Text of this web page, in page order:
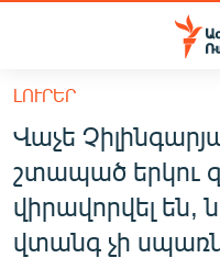
Մատչելիության
հիմնական
բովանդակությանը
հիմնական
մենյուին
Որոնում
ՀԱՅԱՍՏԱՆ
ՔԱՂԱՔԱԿԱՆ
ԸՆՏՐՈՒԹՅՈՒՆՆԵՐ
ԼՈՒՐԵՐ
Վաչե
շտապած երկու
վիրավորվել են,
վտանգ չի